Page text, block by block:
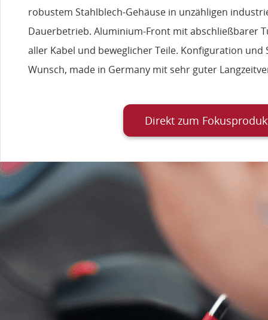
robustem Stahlblech-Gehäuse in unzähligen
Dauerbetrieb. Aluminium-Front mit abschließbarer
aller Kabel und beweglicher Teile. Konfiguration und
Wunsch, made in Germany mit sehr guter
Direkt zum